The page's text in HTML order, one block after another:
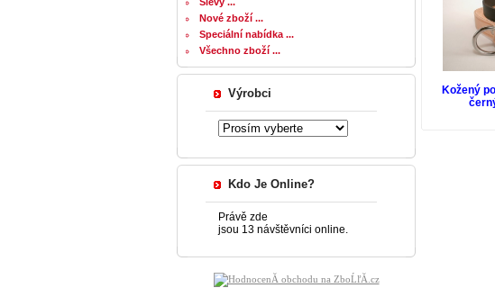
Nové zboží ...
Speciální nabídka ...
Všechno zboží ...
Výrobci
Kdo Je Online?
Právě zde
jsou 13 návštěvníci online.
Kožený